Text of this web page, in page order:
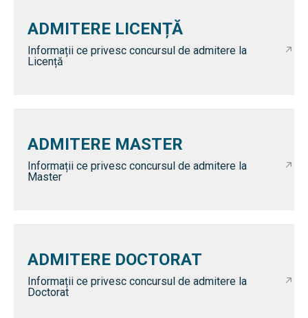
ADMITERE LICENȚĂ
Informații ce privesc concursul de admitere la
Licență
ADMITERE MASTER
Informații ce privesc concursul de admitere la
Master
ADMITERE DOCTORAT
Informații ce privesc concursul de admitere la
Doctorat